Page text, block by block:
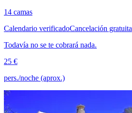
14 camas
Calendario verificadoCancelación gratuita
Todavía no se te cobrará nada.
25 €
pers./noche (aprox.)